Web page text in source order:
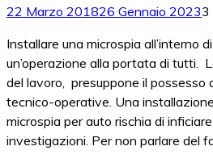
22 Marzo 201826 Gennaio 20233
Installare una microspia all’interno
un’operazione alla portata di tutti.
del lavoro, presuppone il possesso
tecnico-operative. Una
microspia per auto rischia di
investigazioni. Per non parlare del